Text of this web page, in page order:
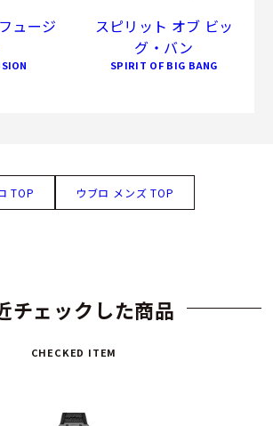
ュージ
スピリット オブ ビッ
グ・バン
SPIRIT OF BIG BANG
TOP ウブロ メンズ TOP
チェックした商品
CHECKED ITEM